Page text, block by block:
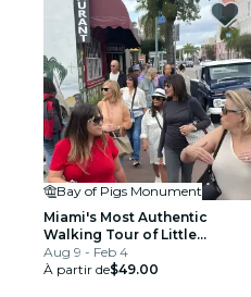
Bay of Pigs Monument
Miami's Most Authentic
Walking Tour of Little
Havana
Aug 9 - Feb 4
À partir de$49.00